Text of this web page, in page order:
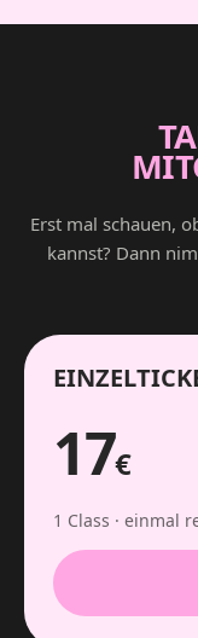
Erst mal schauen,
kannst? Dann
17€
1 Class · einmal